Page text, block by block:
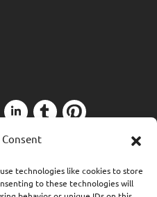
technologies like cookies to store
to these technologies will
by Forthright